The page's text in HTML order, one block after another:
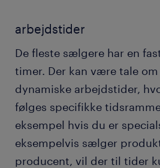
arbejdstider
De fleste sælgere har en
timer. Der kan være tale om
dynamiske arbejdstider,
følges specifikke
eksempel hvis du er
eksempelvis sælger
producent, vil der til tider